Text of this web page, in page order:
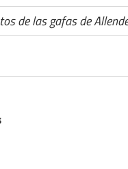
de las gafas de